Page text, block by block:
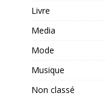
Livre
Media
Mode
Musique
Non classé